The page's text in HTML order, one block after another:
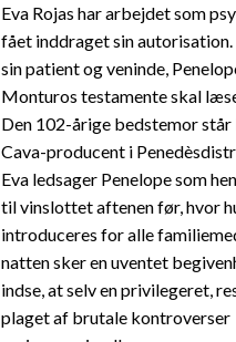
Eva Rojas har arbejdet som
fået inddraget sin
sin patient og veninde,
Monturos testamente skal
Den 102-årige bedstemor
Cava-producent i
Eva ledsager Penelope som
til vinslottet aftenen før, hvor
introduceres for alle
natten sker en uventet
indse, at selv en privilegeret,
plaget af brutale kontroverser